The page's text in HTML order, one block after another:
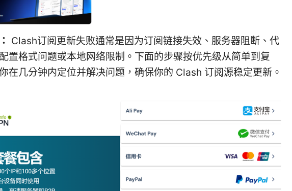
Clash订阅更新失败通常是因为订阅链接失效、服务器阻断、代
置格式问题或本地网络限制。下面的步骤按优先级从简单到复
在几分钟内定位并解决问题，确保你的 Clash 订阅源稳定更新。